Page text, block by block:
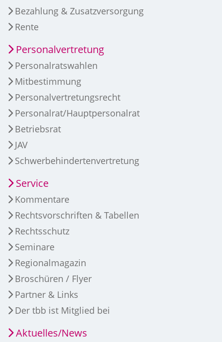
Bezahlung & Zusatzversorgung
Rente
Personalvertretung
Personalratswahlen
Mitbestimmung
Personalvertretungsrecht
Personalrat/Hauptpersonalrat
Betriebsrat
JAV
Schwerbehindertenvertretung
Service
Kommentare
Rechtsvorschriften & Tabellen
Rechtsschutz
Seminare
Regionalmagazin
Broschüren / Flyer
Partner & Links
Der tbb ist Mitglied bei
Aktuelles/News